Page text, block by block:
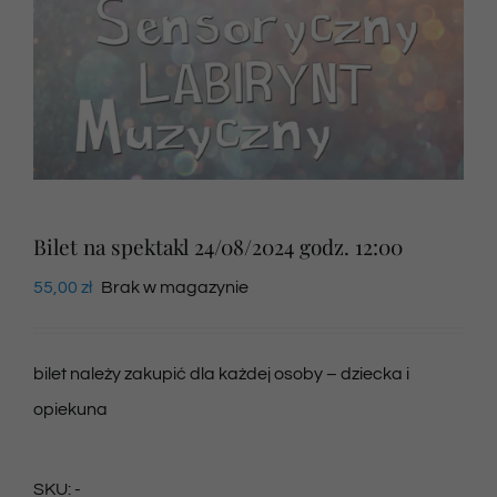
SKLEP VOD
Bilet na spektakl 24/08/2024 godz. 12:00
55,00 zł Brak w magazynie
bilet należy zakupić dla każdej osoby – dziecka i
opiekuna
SKU: -